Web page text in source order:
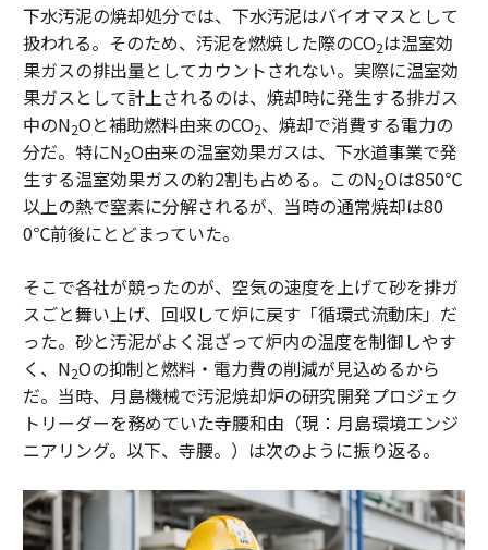
下水汚泥の焼却処分では、下水汚泥はバイオマスとして
扱われる。そのため、汚泥を燃焼した際のCO2は温室効
果ガスの排出量としてカウントされない。実際に温室効
果ガスとして計上されるのは、焼却時に発生する排ガス
中のN2Oと補助燃料由来のCO2、焼却で消費する電力の
分だ。特にN2O由来の温室効果ガスは、下水道事業で発
生する温室効果ガスの約2割も占める。このN2Oは850℃
以上の熱で窒素に分解されるが、当時の通常焼却は80
0℃前後にとどまっていた。
そこで各社が競ったのが、空気の速度を上げて砂を排ガ
スごと舞い上げ、回収して炉に戻す「循環式流動床」だ
った。砂と汚泥がよく混ざって炉内の温度を制御しやす
く、N2Oの抑制と燃料・電力費の削減が見込めるから
だ。当時、月島機械で汚泥焼却炉の研究開発プロジェク
トリーダーを務めていた寺腰和由（現：月島環境エンジ
ニアリング。以下、寺腰。）は次のように振り返る。